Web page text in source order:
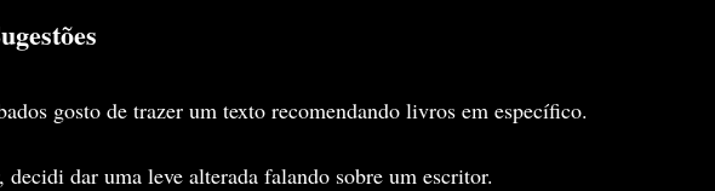
gosto de trazer um texto recomendando livros em específico.
decidi dar uma leve alterada falando sobre um escritor.